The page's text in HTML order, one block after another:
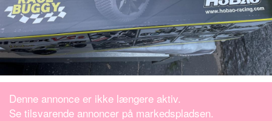
Denne annonce er ikke længere aktiv.
Se tilsvarende annoncer på markedspladsen.